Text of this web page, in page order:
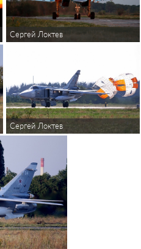
Сергей Локтев
Сергей Локтев